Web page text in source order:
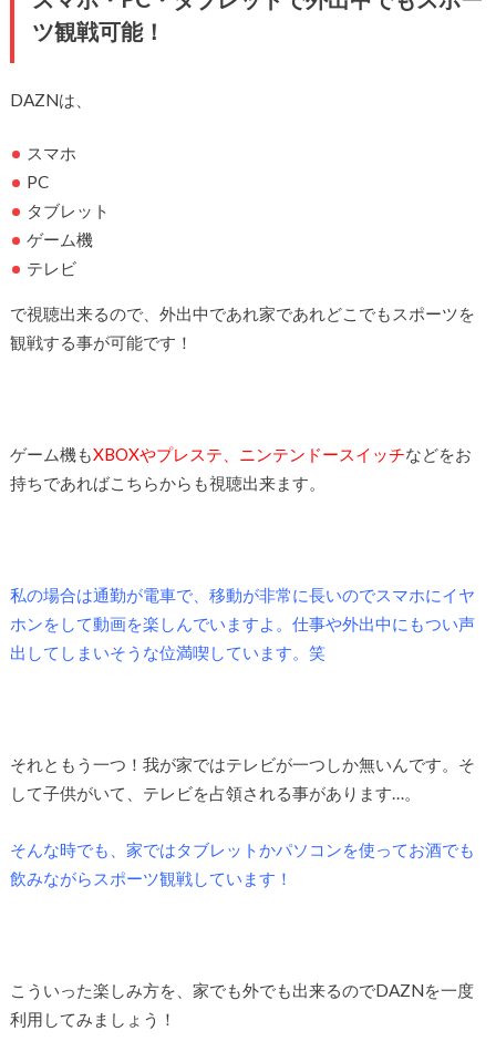
ツ観戦可能！
DAZNは、
スマホ
PC
タブレット
ゲーム機
テレビ
で視聴出来るので、外出中であれ家であれどこでもスポーツを
観戦する事が可能です！
ゲーム機もXBOXやプレステ、ニンテンドースイッチなどをお
持ちであればこちらからも視聴出来ます。
私の場合は通勤が電車で、移動が非常に長いのでスマホにイヤ
ホンをして動画を楽しんでいますよ。仕事や外出中にもつい声
出してしまいそうな位満喫しています。笑
それともう一つ！我が家ではテレビが一つしか無いんです。そ
して子供がいて、テレビを占領される事があります…。
そんな時でも、家ではタブレットかパソコンを使ってお酒でも
飲みながらスポーツ観戦しています！
こういった楽しみ方を、家でも外でも出来るのでDAZNを一度
利用してみましょう！